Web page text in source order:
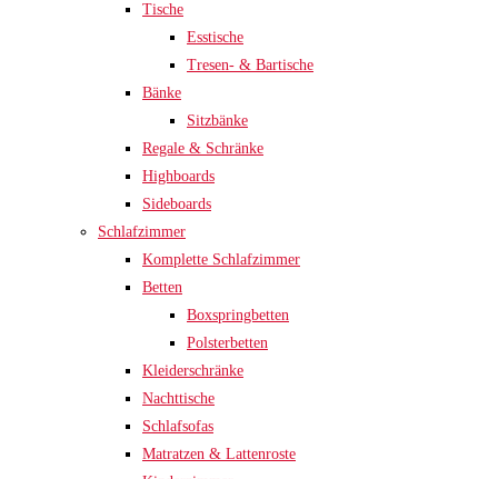
Tische
Esstische
Tresen- & Bartische
Bänke
Sitzbänke
Regale & Schränke
Highboards
Sideboards
Schlafzimmer
Komplette Schlafzimmer
Betten
Boxspringbetten
Polsterbetten
Kleiderschränke
Nachttische
Schlafsofas
Matratzen & Lattenroste